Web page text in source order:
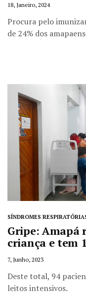
18, Janeiro, 2024
Procura pelo
de 24% dos
SÍNDROMES
Gripe: Amapá
criança e tem
7, Junho, 2023
Deste total, 94
leitos intensivos.